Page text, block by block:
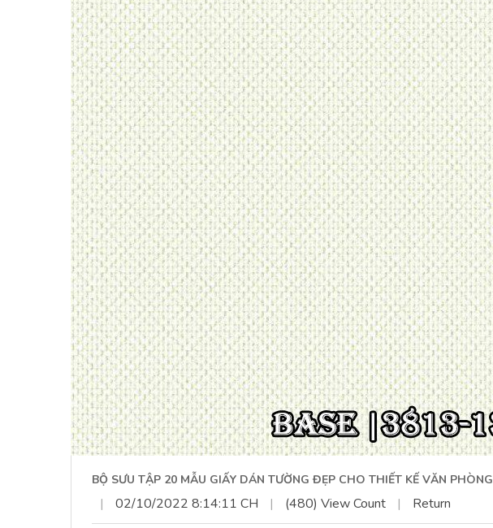
BỘ SƯU TẬP 20 MẪU GIẤY DÁN TƯỜNG ĐẸP CHO THIẾT KẾ VĂN PHÒNG
| 02/10/2022 8:14:11 CH | (480) View Count | Return